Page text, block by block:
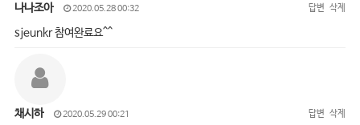
나나조아 2020.05.28 00:32 답변 삭제
sjeunkr 참여완료요^^
채시하 2020.05.29 00:21 답변 삭제